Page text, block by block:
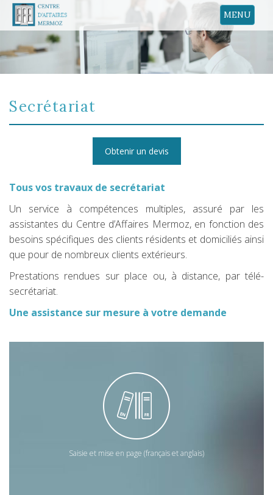
MENU
Secrétariat
Obtenir un devis
Tous vos travaux de secrétariat
Un service à compétences multiples, assuré par les
assistantes du Centre d’Affaires Mermoz, en fonction des
besoins spécifiques des clients résidents et domiciliés ainsi
que pour de nombreux clients extérieurs.
Prestations rendues sur place ou, à distance, par télé-
secrétariat.
Une assistance sur mesure à votre demande
Saisie et mise en page (français et anglais)